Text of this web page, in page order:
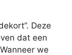
Deze
dat een
we